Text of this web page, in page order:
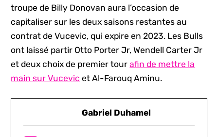
troupe de Billy Donovan aura l’occasion de
capitaliser sur les deux saisons restantes au
contrat de Vucevic, qui expire en 2023. Les Bulls
ont laissé partir Otto Porter Jr, Wendell Carter Jr
et deux choix de premier tourafin de mettre la
main sur Vucevic et Al-Farouq Aminu.
Gabriel Duhamel